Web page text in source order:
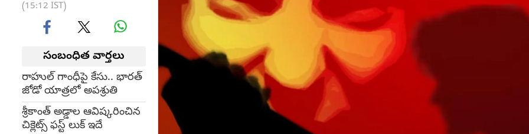
(15:12 IST)
సంబంధిత వార్తలు
రాహుల్ గాంధీపై కేసు.. భారత్
జోడో యాత్రలో అపశ్రుతి
శ్రీకాంత్ అడ్డాల ఆవిష్కరించిన
చిక్లెట్స్ ఫస్ట్ లుక్ ఇదే